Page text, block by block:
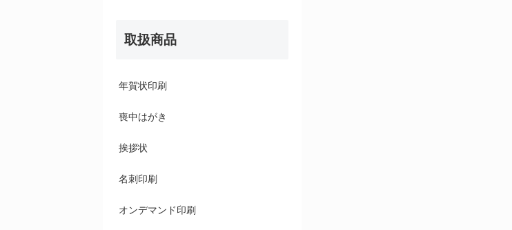
取扱商品
年賀状印刷
喪中はがき
挨拶状
名刺印刷
オンデマンド印刷